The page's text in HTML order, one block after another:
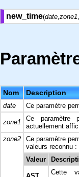
new_time(date,zone1,
Nom Description
date Ce paramètre
zone1
Ce paramètre
actuellement
zone2
Ce paramètre
valeurs reconnu :
Valeur
Cette